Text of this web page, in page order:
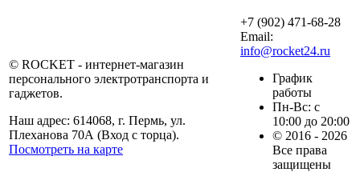
© ROCKET - интернет-магазин
персонального электротранспорта и
гаджетов.
Наш адрес: 614068, г. Пермь, ул.
Плеханова 70А (Вход с торца).
Посмотреть на карте
+7 (902) 471-68-28
Email:
info@rocket24.ru
График
работы
Пн-Вс: с
10:00 до 20:00
© 2016 - 2026
Все права
защищены